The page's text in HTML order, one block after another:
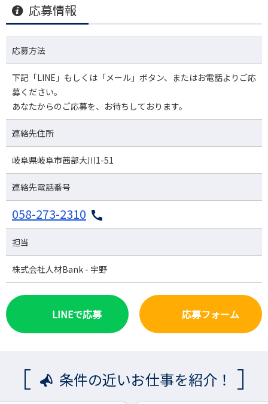
応募情報
応募方法
下記「LINE」もしくは「メール」ボタン、またはお電話よりご応
募ください。
あなたからのご応募を、お待ちしております。
連絡先住所
岐阜県岐阜市茜部大川1-51
連絡先電話番号
058-273-2310
担当
株式会社人材Bank - 宇野
LINEで応募 応募フォーム
条件の近いお仕事を紹介！